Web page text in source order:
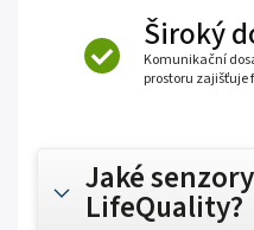
Široký
Komunikační
prostoru zajišťuje
Jaké
LifeQuality?